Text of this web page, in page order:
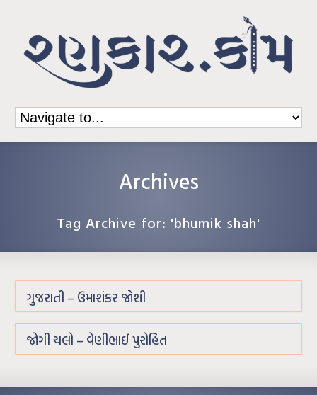
Archives
Tag Archive for: 'bhumik shah'
ગુજરાતી – ઉમાશંકર જોશી
જોગી ચલો – વેણીભાઈ પુરોહિત